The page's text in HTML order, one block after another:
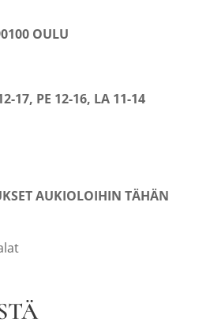
OULU
17, PE 12-16, LA 11-14
AUKIOLOIHIN TÄHÄN